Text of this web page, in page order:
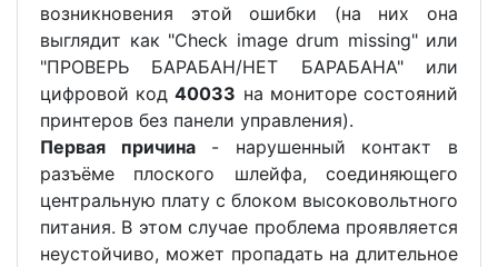
возникновения этой ошибки (на них она
выглядит как "Check image drum missing" или
"ПРОВЕРЬ БАРАБАН/НЕТ БАРАБАНА" или
цифровой код40033 на мониторе состояний
принтеров без панели управления).
Первая причина- нарушенный контакт в
разъёме плоского шлейфа, соединяющего
центральную плату с блоком высоковольтного
питания. В этом случае проблема проявляется
неустойчиво, может пропадать на длительное